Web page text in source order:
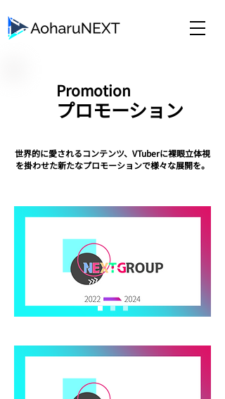
​プロモーション
​Promotion
世界的に愛されるコンテンツ、VTuberに裸眼立体視
を掛わせた新たなプロモーションで様々な展開を。